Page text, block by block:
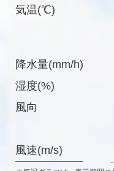
気温(℃)
降水量(mm/h)
湿度(%)
風向
風速(m/s)